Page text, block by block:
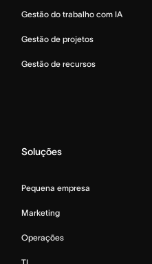
Gestão do trabalho com IA
Gestão de projetos
Gestão de recursos
Soluções
Pequena empresa
Marketing
Operações